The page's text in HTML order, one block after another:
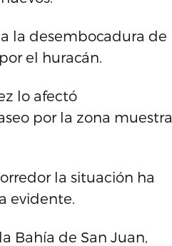
la desembocadura de
el huracán.
lo afectó
por la zona muestra
la situación ha
evidente.
Bahía de San Juan,